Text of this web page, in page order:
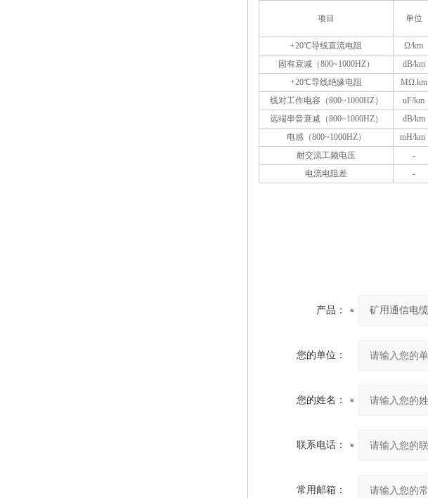
项目 单位
+20℃导线直流电阻
Ω/km
固有衰减（800~1000HZ）
dB/km
+20℃导线绝缘电阻
MΩ.km
线对工作电容（800~1000HZ）
uF/km
远端串音衰减（800~1000HZ）
dB/km
电感（800~1000HZ）
mH/km
耐交流工频电压
-
电流电阻差
-
产品：
您的单位：
您的姓名：
联系电话：
常用邮箱：